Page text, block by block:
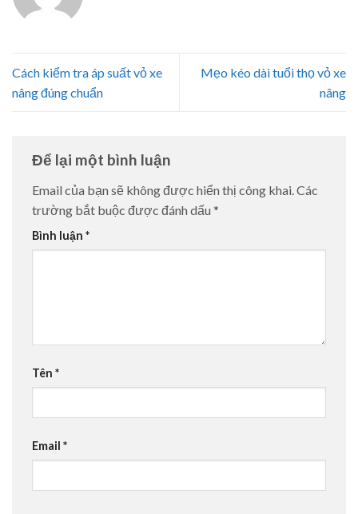
Cách kiểm tra áp suất vỏ xe
nâng đúng chuẩn
Mẹo kéo dài tuổi thọ vỏ xe
nâng
Để lại một bình luận
Email của bạn sẽ không được hiển thị công khai.Các
trường bắt buộc được đánh dấu *
Bình luận *
Tên *
Email *